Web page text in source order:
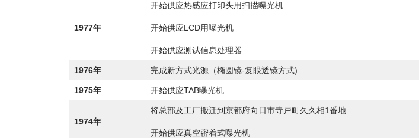
1977年
开始供应热感应打印头用扫描曝光机
开始供应LCD用曝光机
开始供应测试信息处理器
1976年 完成新方式光源（椭圆镜-复眼透镜方式)
1975年 开始供应TAB曝光机
1974年
将总部及工厂搬迁到京都府向日市寺戸町久久相1番地
开始供应真空密着式曝光机